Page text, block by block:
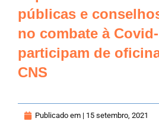
públicas e
no combate à
participam de
CNS
Publicado em | 15 setembro, 2021